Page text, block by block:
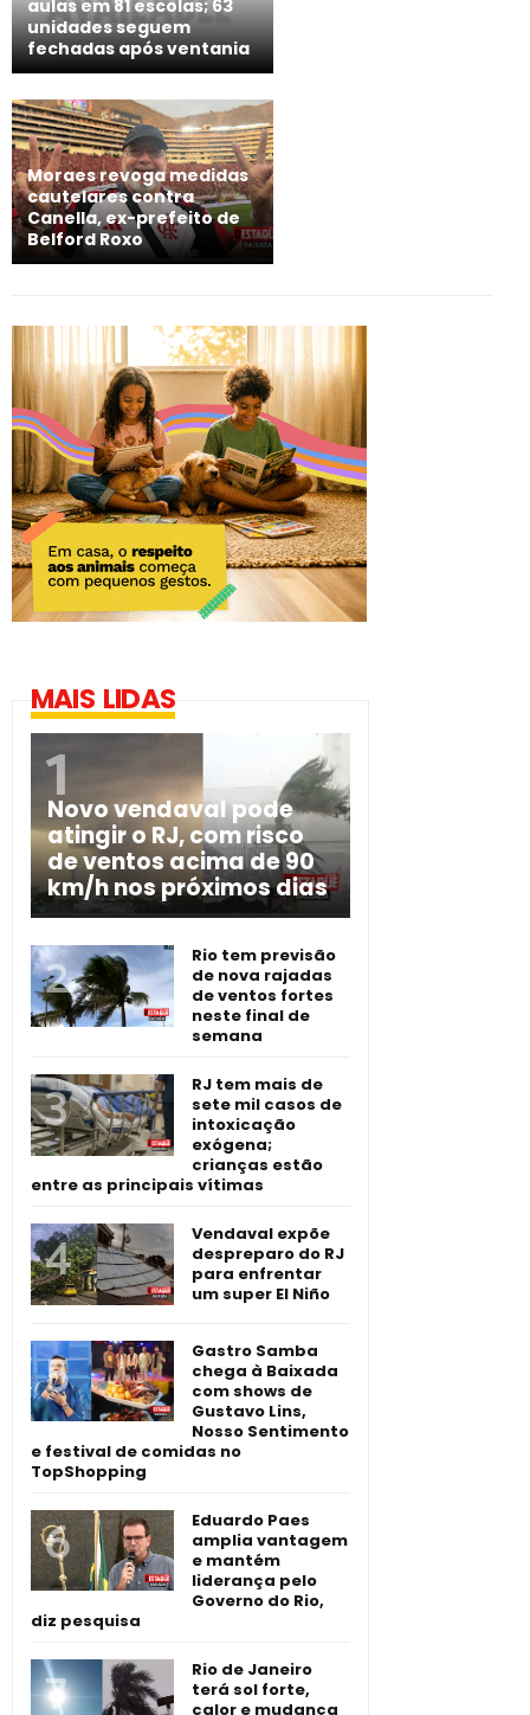
aulas em 81 escolas; 63
unidades seguem
fechadas após ventania
Moraes revoga medidas
cautelares contra
Canella, ex-prefeito de
Belford Roxo
MAIS LIDAS
Novo vendaval pode
atingir o RJ, com risco
de ventos acima de 90
km/h nos próximos dias
Rio tem previsão
de nova rajadas
de ventos fortes
neste final de
semana
RJ tem mais de
sete mil casos de
intoxicação
exógena;
crianças estão
entre as principais vítimas
Vendaval expõe
despreparo do RJ
para enfrentar
um super El Niño
Gastro Samba
chega à Baixada
com shows de
Gustavo Lins,
Nosso Sentimento
e festival de comidas no
TopShopping
Eduardo Paes
amplia vantagem
e mantém
liderança pelo
Governo do Rio,
diz pesquisa
Rio de Janeiro
terá sol forte,
calor e mudança